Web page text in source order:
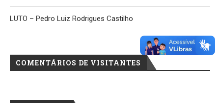
LUTO – Pedro Luiz Rodrigues Castilho
COMENTÁRIOS DE VISITANTES